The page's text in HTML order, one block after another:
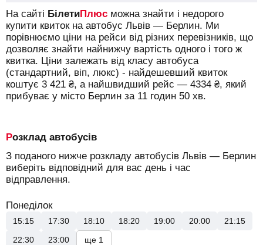
На сайті БілетиПлюс можна знайти і недорого
купити квиток на автобус Львів — Берлин. Ми
порівнюємо ціни на рейси від різних перевізників, що
дозволяє знайти найнижчу вартість одного і того ж
квитка. Ціни залежать від класу автобуса
(стандартний, віп, люкс) - найдешевший квиток
коштує 3 421 ₴, а найшвидший рейс — 4334 ₴, який
прибуває у місто Берлин за 11 годин 50 хв.
Розклад автобусів
З поданого нижче розкладу автобусів Львів — Берлин
виберіть відповідний для вас день і час
відправлення.
Понеділок
15:15 17:30 18:10 18:20 19:00 20:00
21:15
22:30
23:00 ще 1